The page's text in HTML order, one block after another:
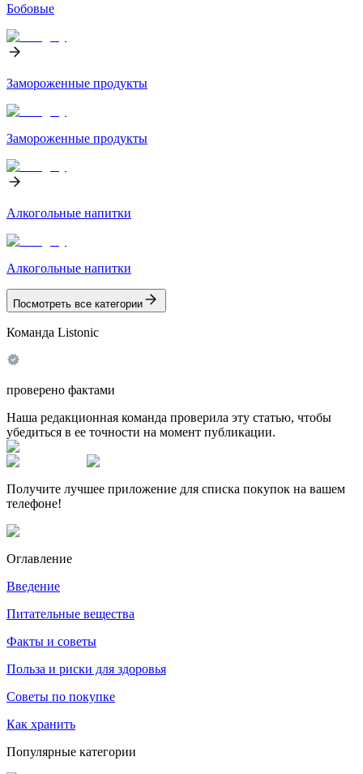
Бобовые
Замороженные продукты
Замороженные продукты
Алкогольные напитки
Алкогольные напитки
Посмотреть все категории
Команда Listonic
проверено фактами
Наша редакционная команда проверила эту статью, чтобы
убедиться в ее точности на момент публикации.
Получите лучшее приложение для списка покупок на вашем
телефоне!
Оглавление
Введение
Питательные вещества
Факты и советы
Польза и риски для здоровья
Советы по покупке
Как хранить
Популярные категории